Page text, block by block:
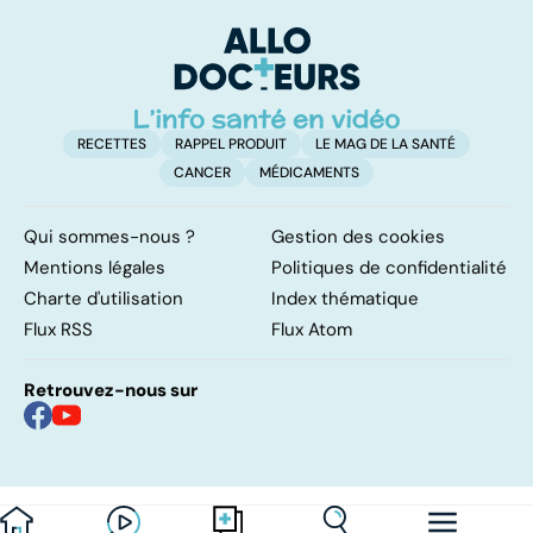
RECETTES RAPPEL PRODUIT
LE MAG DE LA SANTÉ
CANCER
MÉDICAMENTS
Qui sommes-nous ?
Gestion des cookies
Mentions légales
Politiques de confidentialité
Charte d'utilisation
Index thématique
Flux RSS
Flux Atom
Retrouvez-nous sur